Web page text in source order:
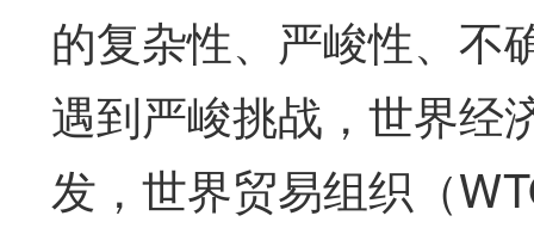
的复杂性、严峻性、不
遇到严峻挑战，世界经
发，世界贸易组织（